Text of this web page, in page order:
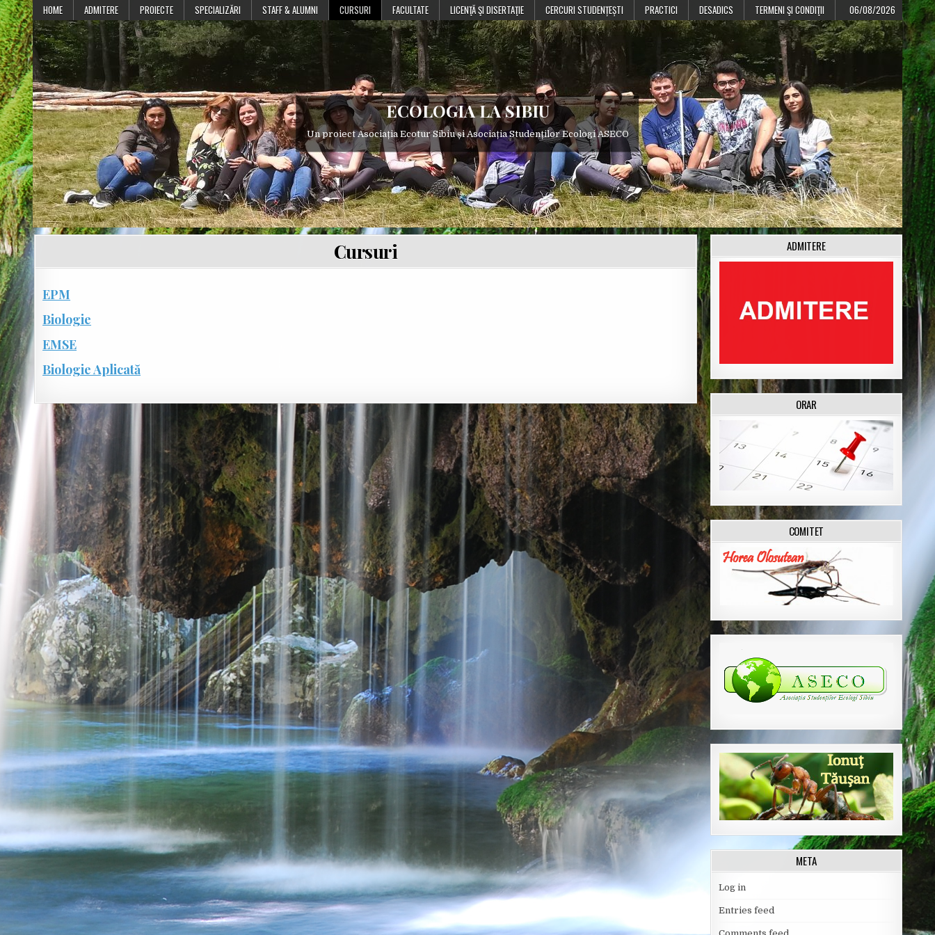
Skip
to
content
HOME ADMITERE PROIECTE SPECIALIZĂRI STAFF & ALUMNI CURSURI FACULTATE LICENŢĂ ŞI DISERTAŢIE CERCURI STUDENȚEȘTI PRACTICI DESADICS TERMENI ŞI CONDIŢII 06/08/2026
ECOLOGIA LA SIBIU
Un proiect Asociația Ecotur Sibiu și Asociația Studenților Ecologi ASECO
Cursuri
EPM
Biologie
EMSE
Biologie Aplicată
ADMITERE
ORAR
COMITET
META
Log in
Entries feed